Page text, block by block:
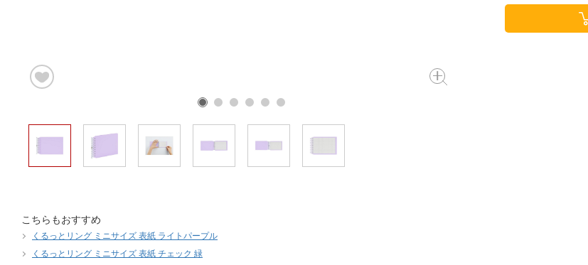
こちらもおすすめ
くるっとリング ミニサイズ 表紙 ライトパープル
くるっとリング ミニサイズ 表紙 チェック 緑